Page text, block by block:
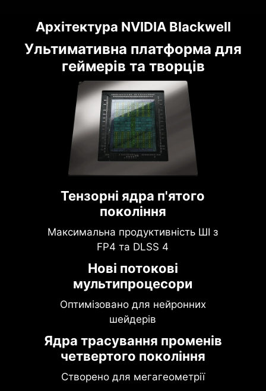
Архітектура NVIDIA Blackwell
Ультимативна платформа для
геймерів та творців
Тензорні ядра п'ятого
покоління
Максимальна продуктивність ШІ з
FP4 та DLSS 4
Нові потокові
мультипроцесори
Оптимізовано для нейронних
шейдерів
Ядра трасування променів
четвертого покоління
Створено для мегагеометрії